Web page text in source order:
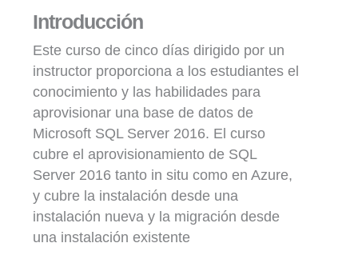
Introducción
Este curso de cinco días dirigido por un
instructor proporciona a los estudiantes el
conocimiento y las habilidades para
aprovisionar una base de datos de
Microsoft SQL Server 2016. El curso
cubre el aprovisionamiento de SQL
Server 2016 tanto in situ como en Azure,
y cubre la instalación desde una
instalación nueva y la migración desde
una instalación existente